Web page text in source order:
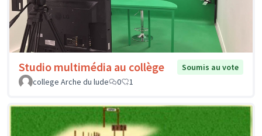
Studio multimédia au collège
Soumis au vote
college Arche du lude
0 1